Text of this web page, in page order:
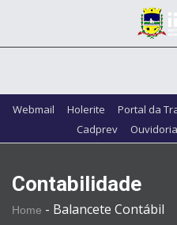
Webmail Holerite Portal da
Cadprev
Ouvidoria
Contabilidade
Home - Balancete Contábil